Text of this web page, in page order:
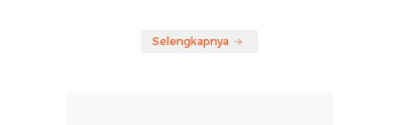
Selengkapnya